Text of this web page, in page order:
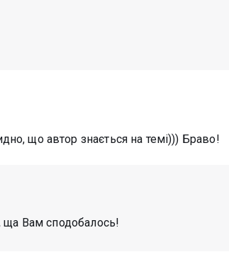
що автор знається на темі))) Браво!
Вам сподобалось!